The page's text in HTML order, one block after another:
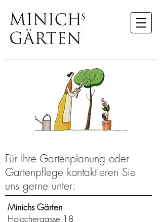
Für Ihre Gartenplanung oder
Gartenpflege kontaktieren Sie
uns gerne unter:
Minichs Gärten
Holochergasse 18